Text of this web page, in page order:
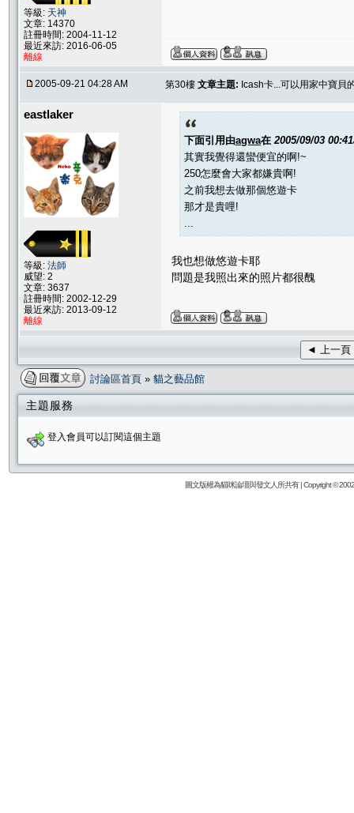
等級: 天神
文章: 14370
註冊時間: 2004-11-12
最近來訪: 2016-06-05
離線
2005-09-21 04:28 AM 第30樓 文章主題: Icash卡...可以用家中寶貝
eastlaker
等級: 法師
威望: 2
文章: 3637
註冊時間: 2002-12-29
最近來訪: 2013-09-12
離線
下面引用由agwa在 2005/09/03
其實我覺得還蠻便宜的啊!~
250怎麼會大家都嫌貴啊!
之前我想去做那個悠遊卡
那才是貴哩!
我也想做悠遊卡耶
問題是我照出來的照片都很醜
◄ 上一頁
討論區首頁 » 貓之藝品館
主題服務
登入會員可以訂閱這個主題
圖文版權為貓咪論壇與發文人所共有 | Copyright ©